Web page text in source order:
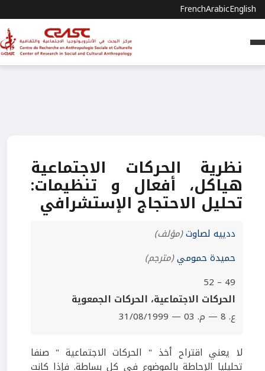
FrenchArabicEnglish
نظرية الحركات الاجتماعية
هياكل، أفعال و تنظيمات:
تحليل الاحتجاج الإستشرافي
ددييه لصاوت(مؤلف)
حميدة حمومي(مترجم)
49 – 52
الحركات الاجتماعية، الحركات الجمعوية
ع. 8 — م. 03 — 31/08/1999
لا يعني اقتراح أخذ " الحركات الاجتماعية " صنفا
تحليليا الإحاطة بالموضوع في كل بساطة. فإذا كانت